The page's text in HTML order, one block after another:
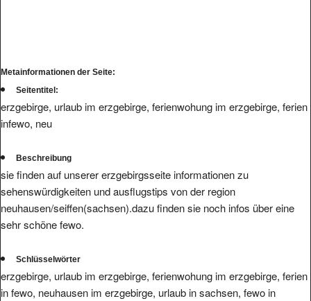
Metainformationen der Seite:
Seitentitel:
erzgebirge, urlaub im erzgebirge, ferienwohung im erzgebirge, ferien
infewo, neu
Beschreibung
sie finden auf unserer erzgebirgsseite informationen zu
sehenswürdigkeiten und ausflugstips von der region
neuhausen/seiffen(sachsen).dazu finden sie noch infos über eine
sehr schöne fewo.
Schlüsselwörter
erzgebirge, urlaub im erzgebirge, ferienwohung im erzgebirge, ferien
in fewo, neuhausen im erzgebirge, urlaub in sachsen, fewo in